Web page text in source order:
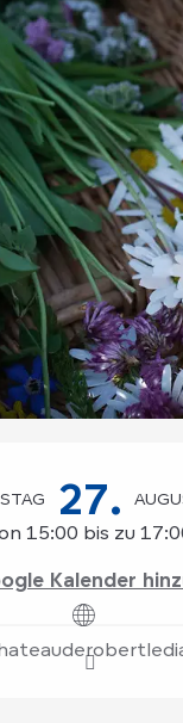
27.
15:00 bis zu
Kalender